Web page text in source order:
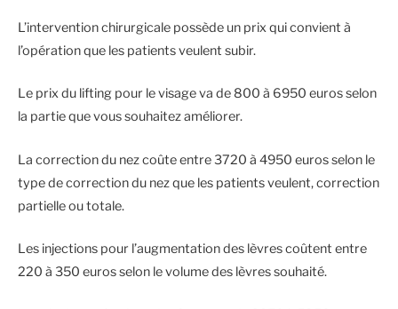
L’intervention chirurgicale possède un prix qui convient à
l’opération que les patients veulent subir.
Le prix du lifting pour le visage va de 800 à 6950 euros selon
la partie que vous souhaitez améliorer.
La correction du nez coûte entre 3720 à 4950 euros selon le
type de correction du nez que les patients veulent, correction
partielle ou totale.
Les injections pour l’augmentation des lèvres coûtent entre
220 à 350 euros selon le volume des lèvres souhaité.